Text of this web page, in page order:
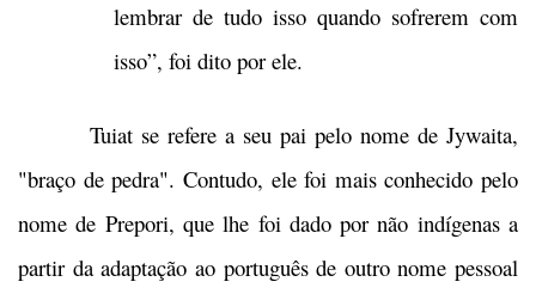
lembrar de tudo isso quando sofrerem com
isso”, foi dito por ele.
Tuiat se refere a seu pai pelo nome de Jywaita,
"braço de pedra". Contudo, ele foi mais conhecido pelo
nome de Prepori, que lhe foi dado por não indígenas a
partir da adaptação ao português de outro nome pessoal